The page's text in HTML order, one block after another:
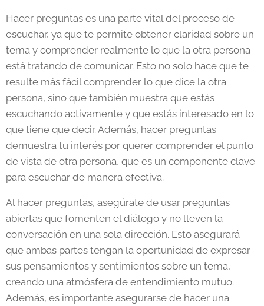
Hacer preguntas es una parte vital del proceso de
escuchar, ya que te permite obtener claridad sobre un
tema y comprender realmente lo que la otra persona
está tratando de comunicar. Esto no solo hace que te
resulte más fácil comprender lo que dice la otra
persona, sino que también muestra que estás
escuchando activamente y que estás interesado en lo
que tiene que decir. Además, hacer preguntas
demuestra tu interés por querer comprender el punto
de vista de otra persona, que es un componente clave
para escuchar de manera efectiva.
Al hacer preguntas, asegúrate de usar preguntas
abiertas que fomenten el diálogo y no lleven la
conversación en una sola dirección. Esto asegurará
que ambas partes tengan la oportunidad de expresar
sus pensamientos y sentimientos sobre un tema,
creando una atmósfera de entendimiento mutuo.
Además, es importante asegurarse de hacer una